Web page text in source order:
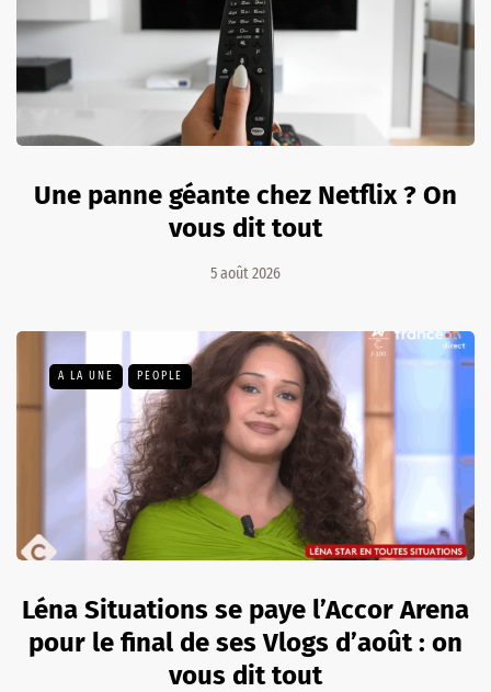
Une panne géante chez Netflix ? On
vous dit tout
5 août 2026
A LA UNE PEOPLE
Léna Situations se paye l’Accor Arena
pour le final de ses Vlogs d’août : on
vous dit tout